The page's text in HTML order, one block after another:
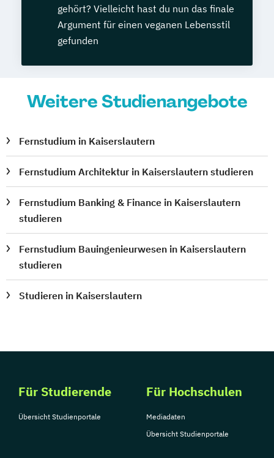
gehört? Vielleicht hast du nun das finale
Argument für einen veganen Lebensstil
gefunden
Weitere Studienangebote
Fernstudium in Kaiserslautern
Fernstudium Architektur in Kaiserslautern studieren
Fernstudium Banking & Finance in Kaiserslautern
studieren
Fernstudium Bauingenieurwesen in Kaiserslautern
studieren
Studieren in Kaiserslautern
Für Studierende
Übersicht Studienportale
Für Hochschulen
Mediadaten
Übersicht Studienportale